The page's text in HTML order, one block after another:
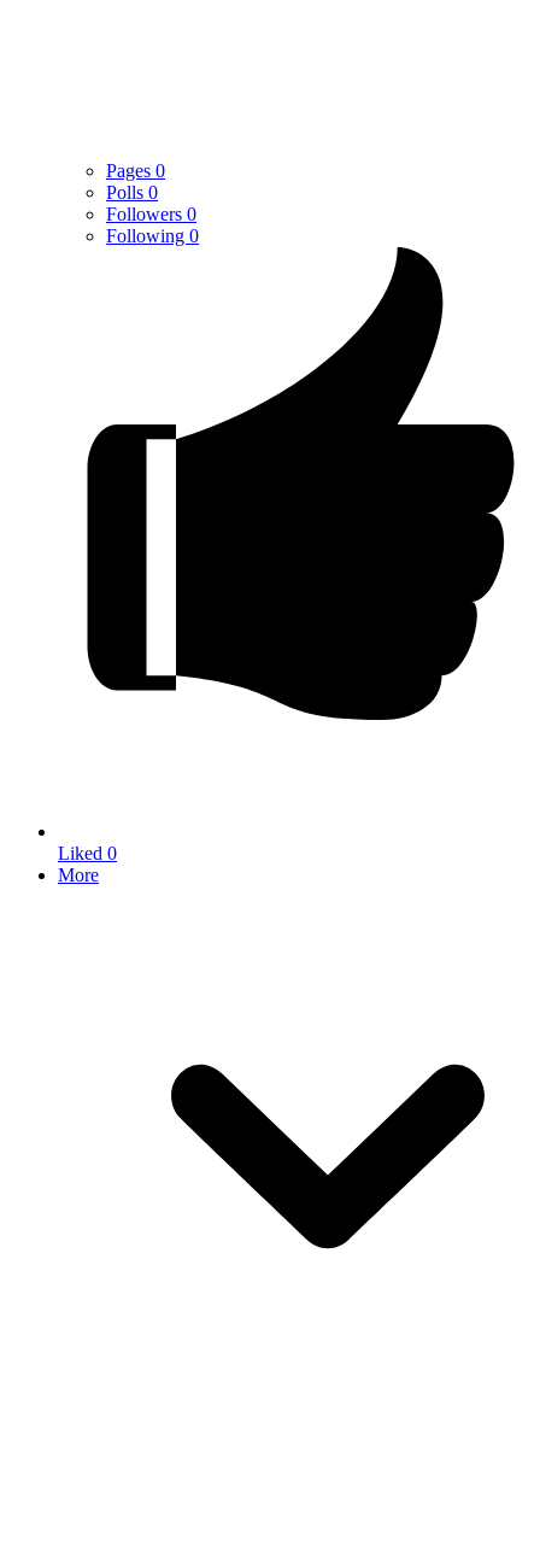
Pages 0
Polls 0
Followers 0
Following 0
Liked 0
More